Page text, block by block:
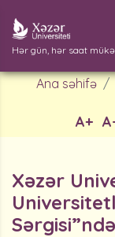
Hər gün, hər saat
Ana səhifə
A+
Xəzər
Sərgisi”ndə